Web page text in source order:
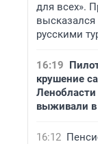
для всех».
высказался
русскими
16:19
крушение
Ленобласти
выживали в
16:12